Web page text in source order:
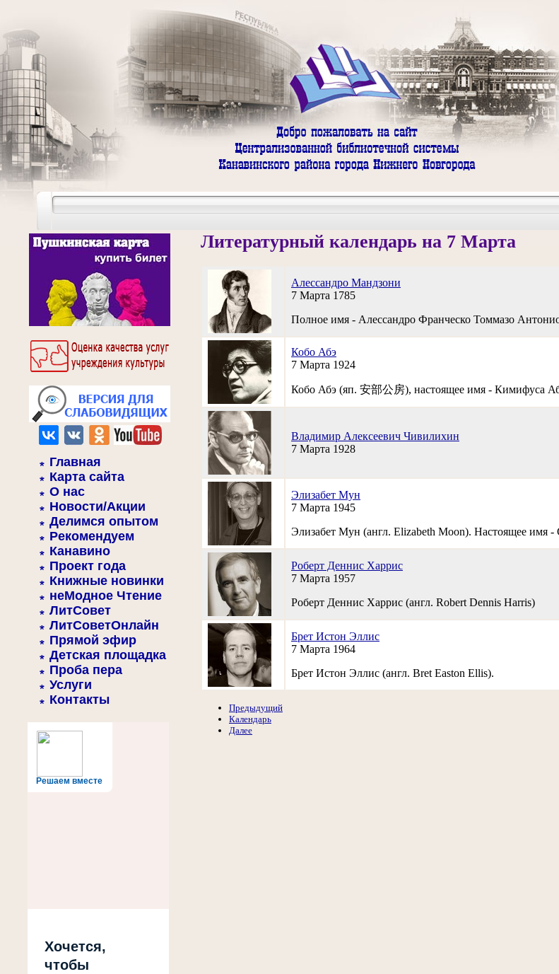
Главная
Карта сайта
О нас
Новости/Акции
Делимся опытом
Рекомендуем
Канавино
Проект года
Книжные новинки
неМодное Чтение
ЛитСовет
ЛитСоветОнлайн
Прямой эфир
Детская площадка
Проба пера
Услуги
Контакты
Решаем вместе
Хочется,
чтобы
Литературный календарь на 7 Марта
Алессандро Мандзони
7 Марта 1785
Полное имя - Алессандро Франческо Томмазо
Кобо Абэ
7 Марта 1924
Кобо Абэ (яп. 安部公房), настоящее имя - Кимифуса
Владимир Алексеевич Чивилихин
7 Марта 1928
Элизабет Мун
7 Марта 1945
Элизабет Мун (англ. Elizabeth Moon). Настоящее имя
Роберт Деннис Харрис
7 Марта 1957
Роберт Деннис Харрис (англ. Robert Dennis Harris)
Брет Истон Эллис
7 Марта 1964
Брет Истон Эллис (англ. Bret Easton Ellis).
Предыдущий
Календарь
Далее